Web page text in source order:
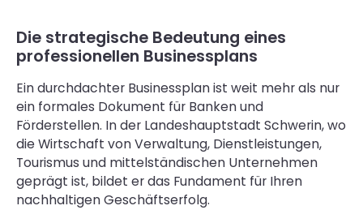
Die strategische Bedeutung eines
professionellen Businessplans
Ein durchdachter Businessplan ist weit mehr als nur
ein formales Dokument für Banken und
Förderstellen. In der Landeshauptstadt Schwerin, wo
die Wirtschaft von Verwaltung, Dienstleistungen,
Tourismus und mittelständischen Unternehmen
geprägt ist, bildet er das Fundament für Ihren
nachhaltigen Geschäftserfolg.